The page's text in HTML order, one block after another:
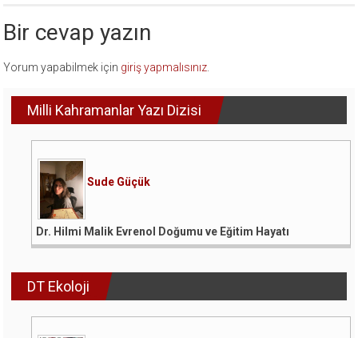
Bir cevap yazın
Yorum yapabilmek için giriş yapmalısınız
Milli Kahramanlar Yazı Dizisi
Sude Güçük
Dr. Hilmi Malik Evrenol Doğumu ve Eğitim Hayatı
DT Ekoloji